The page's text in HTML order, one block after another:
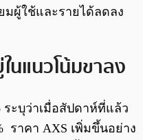
มผู้ใช้และรายได้ลดลง
นแนวโน้มขาลง
ระบุว่าเมื่อสัปดาห์ที่แล้ว
ราคา AXS เพิ่มขึ้นอย่าง